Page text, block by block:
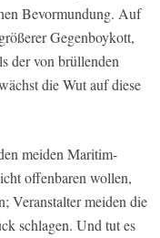
Bevormundung. Auf
Gegenboykott,
der von brüllenden
die Wut auf diese
meiden Maritim-
offenbaren wollen,
Veranstalter meiden die
schlagen. Und tut es